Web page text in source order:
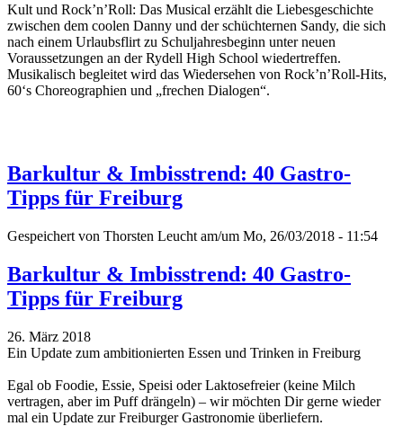
Kult und Rock’n’Roll: Das Musical erzählt die Liebesgeschichte
zwischen dem coolen Danny und der schüchternen Sandy, die sich
nach einem Urlaubsflirt zu Schuljahresbeginn unter neuen
Voraussetzungen an der Rydell High School wiedertreffen.
Musikalisch begleitet wird das Wiedersehen von Rock’n’Roll-Hits,
60‘s Choreographien und „frechen Dialogen“.
Barkultur & Imbisstrend: 40 Gastro-
Tipps für Freiburg
Gespeichert von Thorsten Leucht am/um Mo, 26/03/2018 - 11:54
Barkultur & Imbisstrend: 40 Gastro-
Tipps für Freiburg
26. März 2018
Ein Update zum ambitionierten Essen und Trinken in Freiburg
Egal ob Foodie, Essie, Speisi oder Laktosefreier (keine Milch
vertragen, aber im Puff drängeln) – wir möchten Dir gerne wieder
mal ein Update zur Freiburger Gastronomie überliefern.